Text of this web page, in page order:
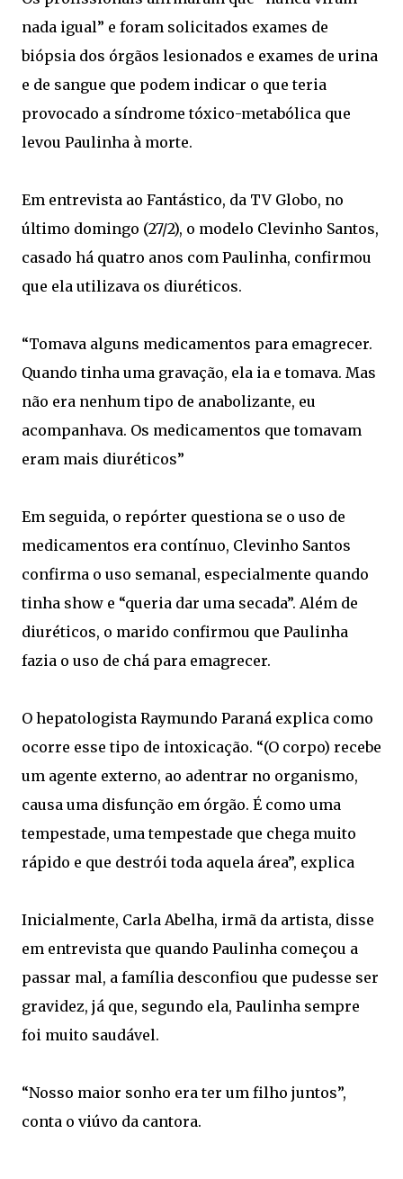
nada igual” e foram solicitados exames de
biópsia dos órgãos lesionados e exames de urina
e de sangue que podem indicar o que teria
provocado a síndrome tóxico-metabólica que
levou Paulinha à morte.
Em entrevista ao Fantástico, da TV Globo, no
último domingo (27/2), o modelo Clevinho Santos,
casado há quatro anos com Paulinha, confirmou
que ela utilizava os diuréticos.
“Tomava alguns medicamentos para emagrecer.
Quando tinha uma gravação, ela ia e tomava. Mas
não era nenhum tipo de anabolizante, eu
acompanhava. Os medicamentos que tomavam
eram mais diuréticos”
Em seguida, o repórter questiona se o uso de
medicamentos era contínuo, Clevinho Santos
confirma o uso semanal, especialmente quando
tinha show e “queria dar uma secada”. Além de
diuréticos, o marido confirmou que Paulinha
fazia o uso de chá para emagrecer.
O hepatologista Raymundo Paraná explica como
ocorre esse tipo de intoxicação. “(O corpo) recebe
um agente externo, ao adentrar no organismo,
causa uma disfunção em órgão. É como uma
tempestade, uma tempestade que chega muito
rápido e que destrói toda aquela área”, explica
Inicialmente, Carla Abelha, irmã da artista, disse
em entrevista que quando Paulinha começou a
passar mal, a família desconfiou que pudesse ser
gravidez, já que, segundo ela, Paulinha sempre
foi muito saudável.
“Nosso maior sonho era ter um filho juntos”,
conta o viúvo da cantora.